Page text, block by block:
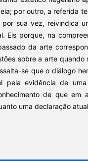
por outro, a referida
sua vez, reivindica
Eis porque, na
da arte
sobre a arte quando
se que o diálogo
pela evidência de
de que em
uma declaração